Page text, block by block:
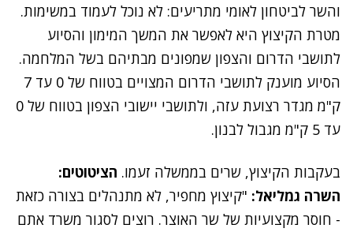
והשר לביטחון לאומי מתריעים: לא נוכל לעמוד במשימות.
מטרת הקיצוץ היא לאפשר את המשך המימון והסיוע
לתושבי הדרום והצפון שמפונים מבתיהם בשל המלחמה.
הסיוע מוענק לתושבי הדרום המצויים בטווח של 0 עד 7
ק"מ מגדר רצועת עזה, ולתושבי יישובי הצפון בטווח של 0
עד 5 ק"מ מגבול לבנון.
בעקבות הקיצוץ, שרים בממשלה זעמו. הציטוטים:
השרה גמליאל: "קיצוץ מחפיר, לא מתנהלים בצורה כזאת
- חוסר מקצועיות של שר האוצר. רוצים לסגור משרד אתם